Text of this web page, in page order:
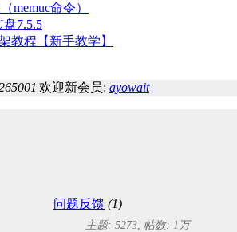
memuc命令）
7.5.5
教程【新手教学】
|欢迎新会员: ayowait
问题反馈 (1)
主题: 5273 帖数: 1万